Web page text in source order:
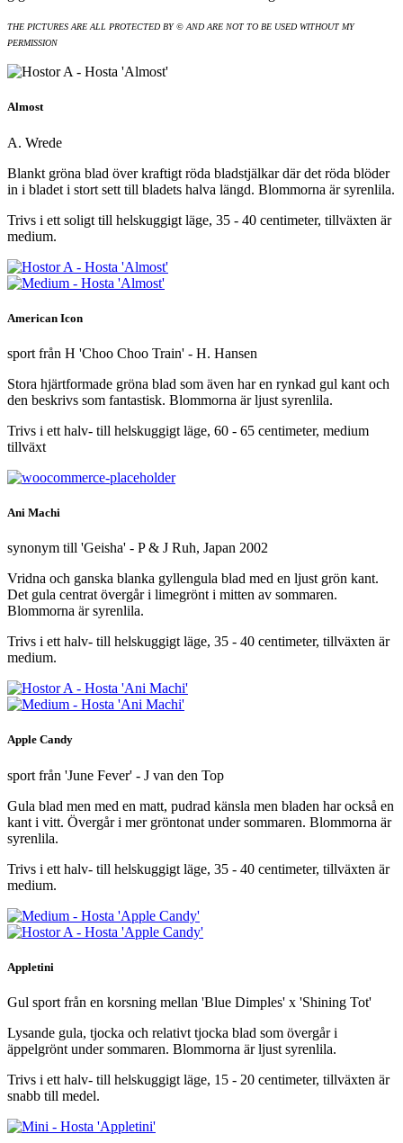
THE PICTURES ARE ALL PROTECTED BY © AND ARE NOT TO BE USED WITHOUT MY
PERMISSION
Almost
A. Wrede
Blankt gröna blad över kraftigt röda bladstjälkar där det röda blöder
in i bladet i stort sett till bladets halva längd. Blommorna är syrenlila.
Trivs i ett soligt till helskuggigt läge, 35 - 40 centimeter, tillväxten är
medium.
American Icon
sport från H 'Choo Choo Train' - H. Hansen
Stora hjärtformade gröna blad som även har en rynkad gul kant och
den beskrivs som fantastisk. Blommorna är ljust syrenlila.
Trivs i ett halv- till helskuggigt läge, 60 - 65 centimeter, medium
tillväxt
Ani Machi
synonym till 'Geisha' - P & J Ruh, Japan 2002
Vridna och ganska blanka gyllengula blad med en ljust grön kant.
Det gula centrat övergår i limegrönt i mitten av sommaren.
Blommorna är syrenlila.
Trivs i ett halv- till helskuggigt läge, 35 - 40 centimeter, tillväxten är
medium.
Apple Candy
sport från 'June Fever' - J van den Top
Gula blad men med en matt, pudrad känsla men bladen har också en
kant i vitt. Övergår i mer gröntonat under sommaren. Blommorna är
syrenlila.
Trivs i ett halv- till helskuggigt läge, 35 - 40 centimeter, tillväxten är
medium.
Appletini
Gul sport från en korsning mellan 'Blue Dimples' x 'Shining Tot'
Lysande gula, tjocka och relativt tjocka blad som övergår i
äppelgrönt under sommaren. Blommorna är ljust syrenlila.
Trivs i ett halv- till helskuggigt läge, 15 - 20 centimeter, tillväxten är
snabb till medel.